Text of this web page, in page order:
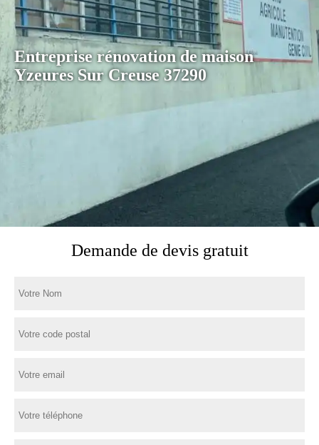
Entreprise rénovation de maison
Yzeures Sur Creuse 37290
Demande de devis gratuit